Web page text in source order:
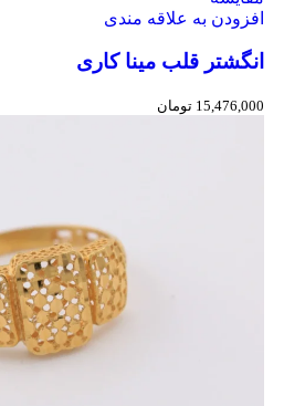
افزودن به علاقه مندی
انگشتر قلب مینا کاری
15,476,000 تومان